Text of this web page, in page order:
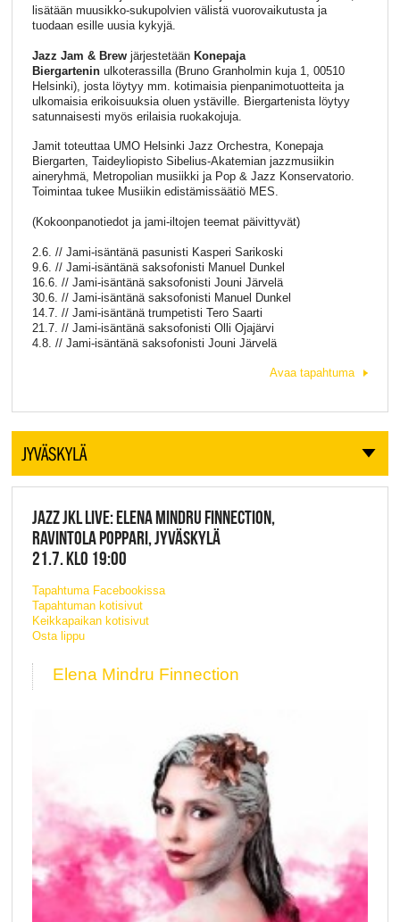
lisätään muusikko-sukupolvien välistä vuorovaikutusta ja
tuodaan esille uusia kykyjä.
Jazz Jam & Brewjärjestetään Konepaja
Biergarteninulkoterassilla (Bruno Granholmin kuja 1, 00510
Helsinki), josta löytyy mm. kotimaisia pienpanimotuotteita ja
ulkomaisia erikoisuuksia oluen ystäville. Biergartenista löytyy
satunnaisesti myös erilaisia ruokakojuja.
Jamit toteuttaa UMO Helsinki Jazz Orchestra, Konepaja
Biergarten, Taideyliopisto Sibelius-Akatemian jazzmusiikin
aineryhmä, Metropolian musiikki ja Pop & Jazz Konservatorio.
Toimintaa tukee Musiikin edistämissäätiö MES.
(Kokoonpanotiedot ja jami-iltojen teemat päivittyvät)
2.6. // Jami-isäntänä pasunisti Kasperi Sarikoski
9.6. // Jami-isäntänä saksofonisti Manuel Dunkel
16.6. // Jami-isäntänä saksofonisti Jouni Järvelä
30.6. // Jami-isäntänä saksofonisti Manuel Dunkel
14.7. // Jami-isäntänä trumpetisti Tero Saarti
21.7. // Jami-isäntänä saksofonisti Olli Ojajärvi
4.8. // Jami-isäntänä saksofonisti Jouni Järvelä
Avaa tapahtuma
JYVÄSKYLÄ
JAZZ JKL LIVE: ELENA MINDRU FINNECTION,
RAVINTOLA POPPARI, JYVÄSKYLÄ
21.7. KLO 19:00
Tapahtuma Facebookissa
Tapahtuman kotisivut
Keikkapaikan kotisivut
Osta lippu
Elena Mindru Finnection